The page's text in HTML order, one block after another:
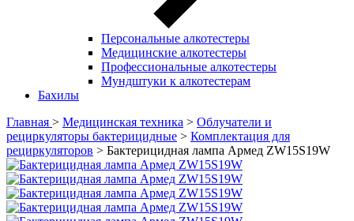
Персональные алкотестеры
Медицинские алкотестеры
Профессиональные алкотестеры
Мундштуки к алкотестерам
Бахилы
Главная > Медицинская техника > Oблучатели и
рециркуляторы бактерицидные > Комплектация для
рециркуляторов > Бактерицидная лампа Армед ZW15S19W